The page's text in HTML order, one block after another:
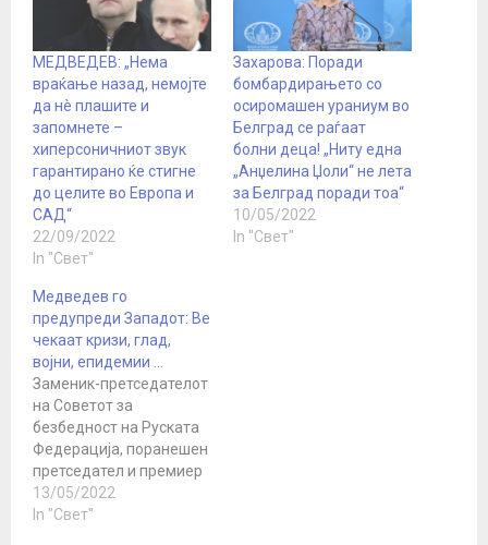
МЕДВЕДЕВ: „Нема
враќање назад, немојте
да нè плашите и
запомнете –
хиперсоничниот звук
гарантирано ќе стигне
до целите во Европа и
САД“
22/09/2022
In "Свет"
Захарова: Поради
бомбардирањето со
осиромашен ураниум во
Белград се раѓаат
болни деца! „Ниту една
„Анџелина Џоли“ не лета
за Белград поради тоа“
10/05/2022
In "Свет"
Медведев го
предупреди Западот: Ве
чекаат кризи, глад,
војни, епидемии …
Заменик-претседателот
на Советот за
безбедност на Руската
Федерација, поранешен
претседател и премиер
на Руската Федерација,
Дмитриј Медведев,
13/05/2022
In "Свет"